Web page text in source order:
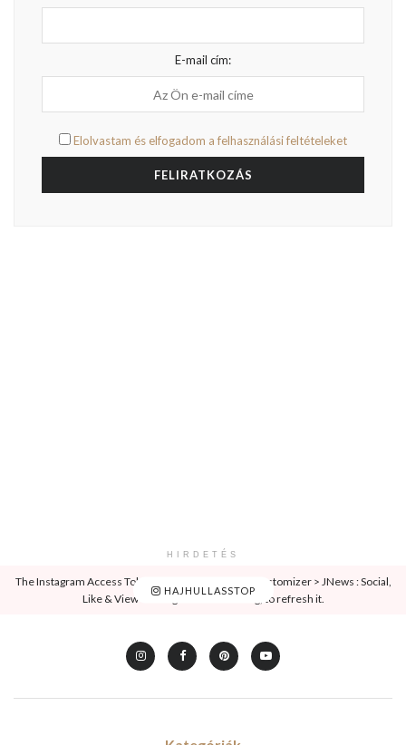
E-mail cím:
Elolvastam és elfogadom a felhasználási feltételeket
HIRDETÉS
HAJHULLASSTOP
The Instagram Access Token is expired, Go to the Customizer > JNews : Social,
Like & View > Instagram Feed Setting, to refresh it.